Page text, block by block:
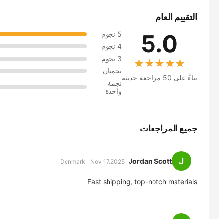
التقييم العام
5.0
★★★★★
★★★★★
بناءً على 50 مراجعة حديثة
5 نجوم
4 نجوم
3 نجوم
نجمتان
نجمة
واحدة
جميع المراجعات
J
Jordan Scott
Denmark Nov 17.2025
Fast shipping, top-notch materials